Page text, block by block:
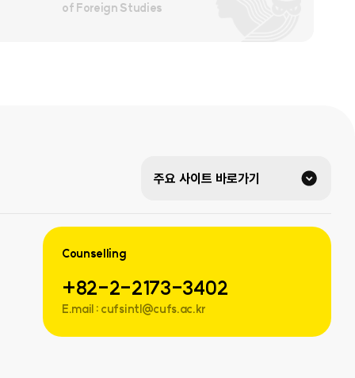
of Foreign Studies
주요 사이트 바로가기
Counselling
+82-2-2173-3402
E.mail : cufsintl@cufs.ac.kr